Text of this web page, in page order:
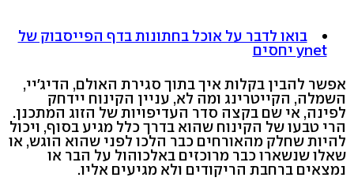
בואו לדבר על אוכל בחתונות בדף הפייסבוק של
ynet יחסים
אפשר להבין בקלות איך בתוך סגירת האולם, הדיג'יי,
השמלה, הקייטרינג ומה לא, עניין הקינוח יידחק
לפינה, אי שם בקצה סדר העדיפויות של הזוג המתכנן.
הרי טבעו של הקינוח שהוא בדרך כלל מגיע בסוף, ויכול
להיות שחלק מהאורחים כבר הלכו לפני שהוא הוגש, או
שאלו שנשארו כבר מרוכזים באלכוהול על הבר או
נמצאים ברחבת הריקודים ולא מגיעים אליו.